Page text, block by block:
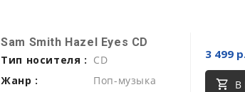
Sam Smith Hazel Eyes CD
Тип носителя : CD
Жанр :
Поп-музыка
3 499
В